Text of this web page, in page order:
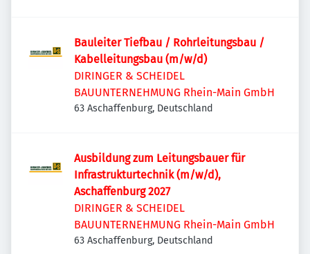
Bauleiter Tiefbau / Rohrleitungsbau /
Kabelleitungsbau (m/w/d)
DIRINGER & SCHEIDEL
BAUUNTERNEHMUNG Rhein-Main GmbH
63 Aschaffenburg, Deutschland
Ausbildung zum Leitungsbauer für
Infrastrukturtechnik (m/w/d),
Aschaffenburg 2027
DIRINGER & SCHEIDEL
BAUUNTERNEHMUNG Rhein-Main GmbH
63 Aschaffenburg, Deutschland